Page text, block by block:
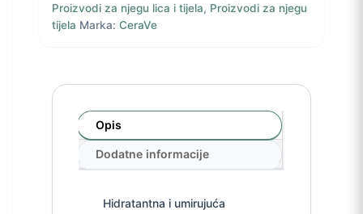
Proizvodi za njegu lica i tijela, Proizvodi za njegu
tijela Marka: CeraVe
Opis
Dodatne informacije
Hidratantna i umirujuća